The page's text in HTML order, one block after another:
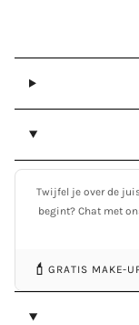
Twijfel je over de
begint? Chat met
💄 GRATIS MAKE-